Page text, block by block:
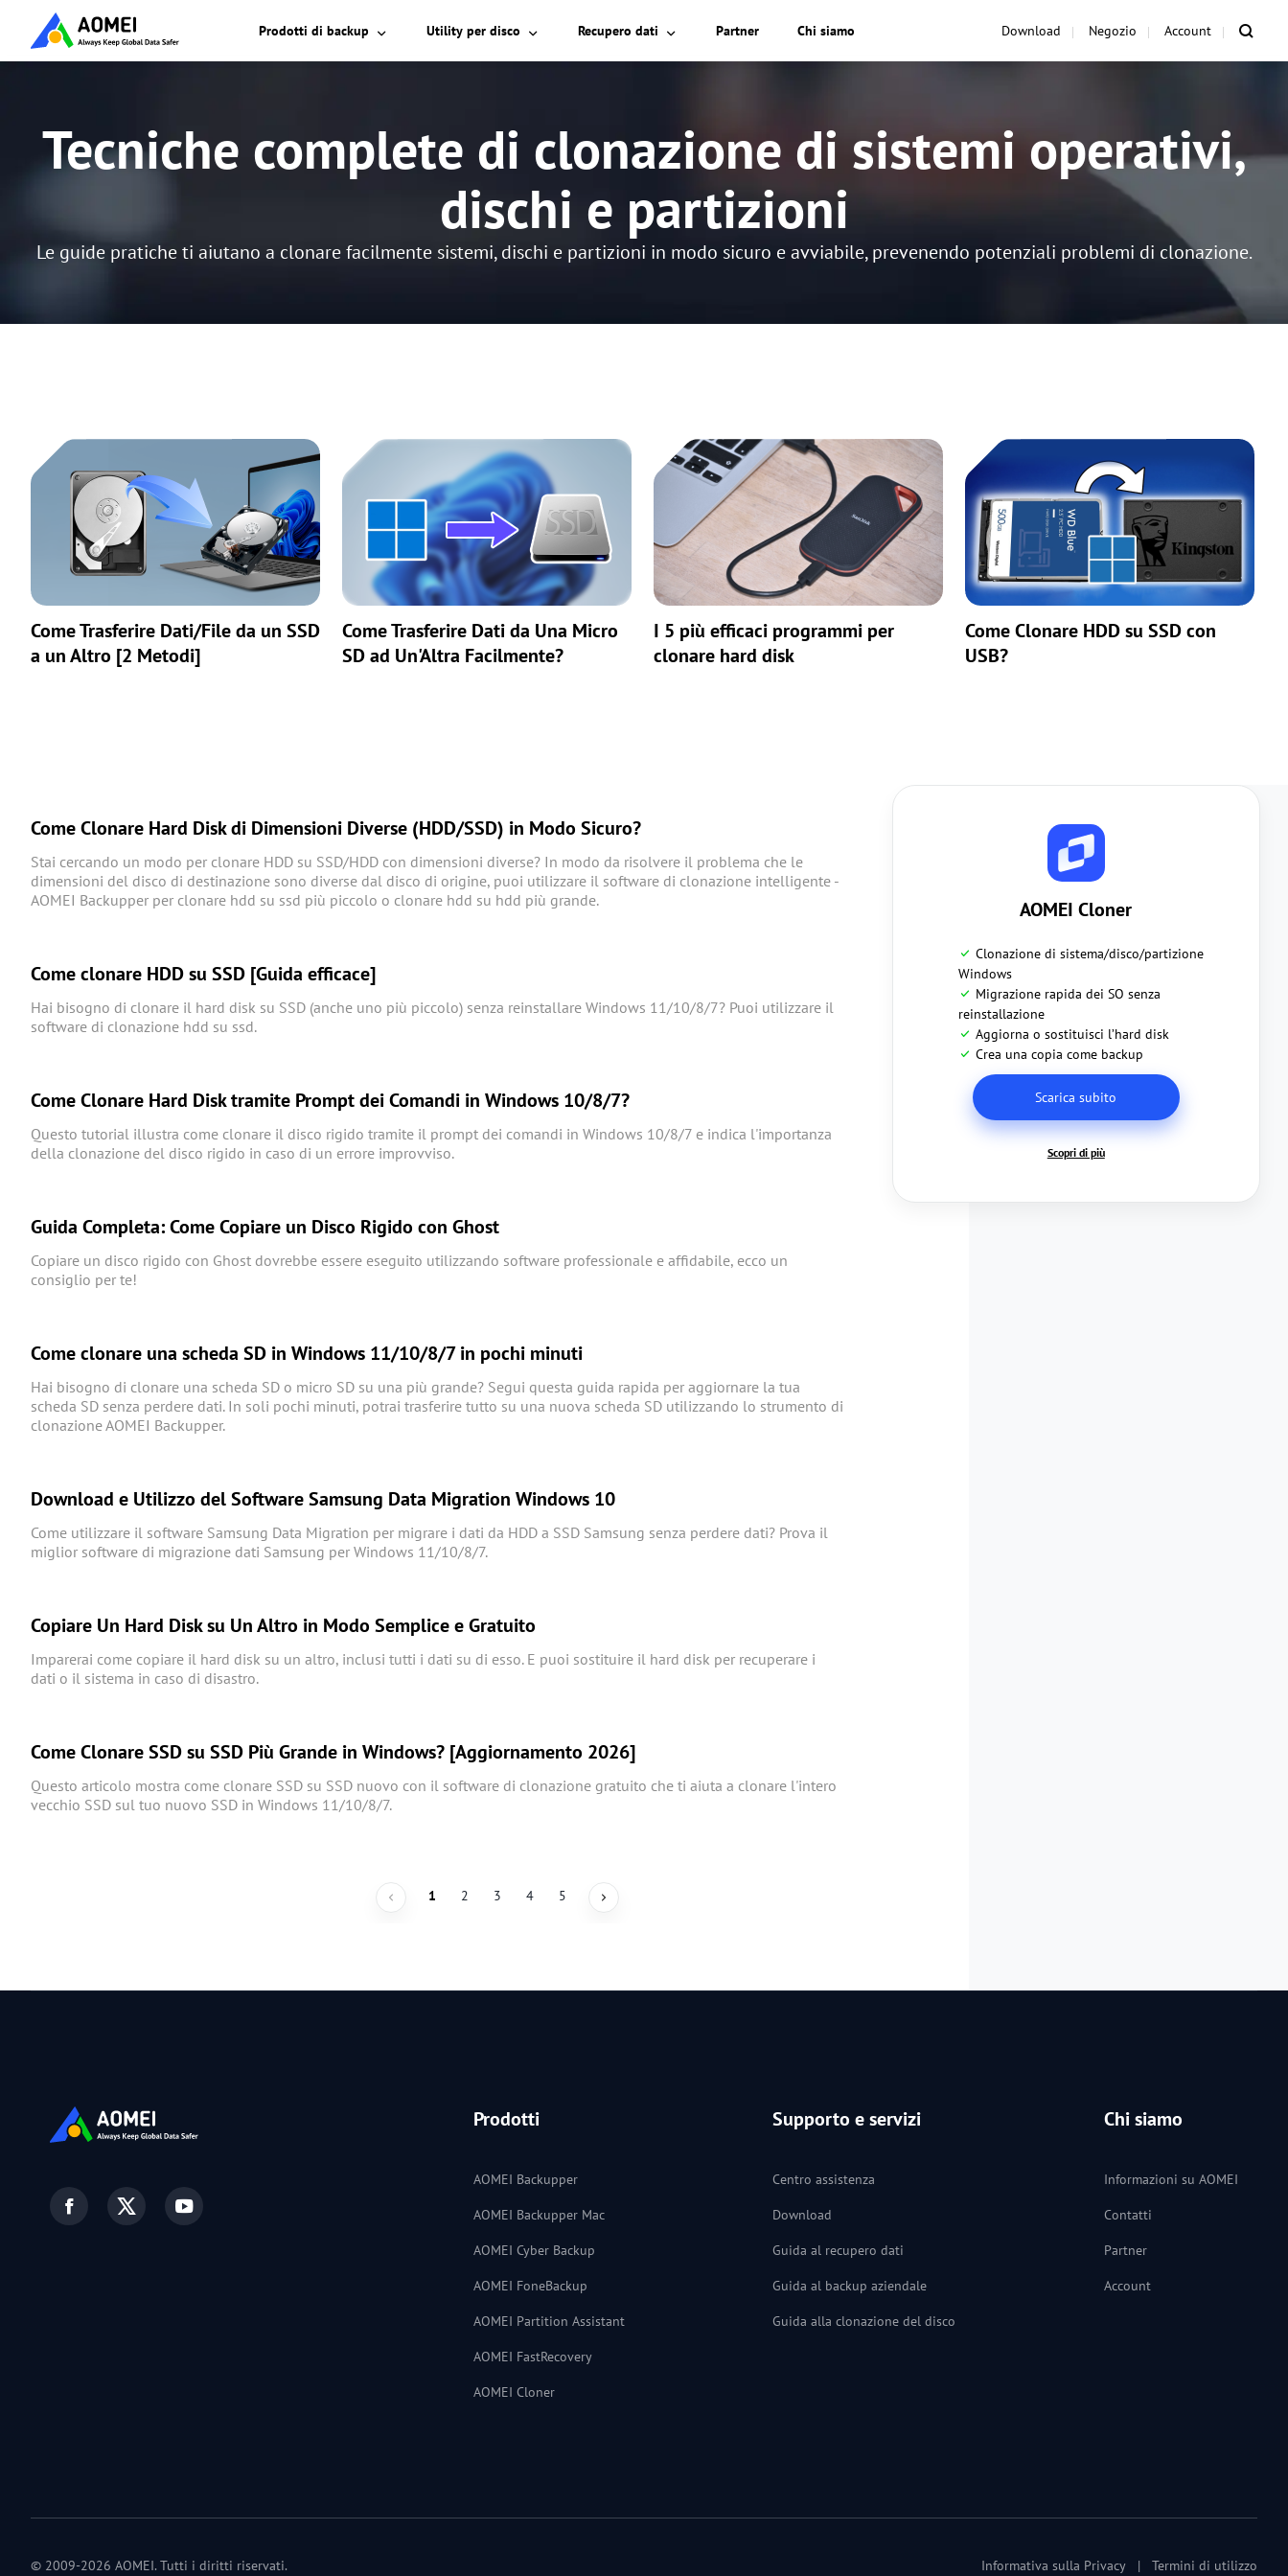
Prodotti di backup Utility per disco Recupero dati Partner Chi siamo Download Negozio Account
Tecniche complete di clonazione di sistemi operativi,
dischi e partizioni
Le guide pratiche ti aiutano a clonare facilmente sistemi, dischi e partizioni in modo sicuro e avviabile, prevenendo potenziali problemi di clonazione.
Come Trasferire Dati/File da un SSD
a un Altro [2 Metodi]
Come Trasferire Dati da Una Micro
SD ad Un'Altra Facilmente?
I 5 più efficaci programmi per
clonare hard disk
Come Clonare HDD su SSD con
USB?
Come Clonare Hard Disk di Dimensioni Diverse (HDD/SSD) in Modo Sicuro?
Stai cercando un modo per clonare HDD su SSD/HDD con dimensioni diverse? In modo da risolvere il problema che le
dimensioni del disco di destinazione sono diverse dal disco di origine, puoi utilizzare il software di clonazione intelligente -
AOMEI Backupper per clonare hdd su ssd più piccolo o clonare hdd su hdd più grande.
Come clonare HDD su SSD [Guida efficace]
Hai bisogno di clonare il hard disk su SSD (anche uno più piccolo) senza reinstallare Windows 11/10/8/7? Puoi utilizzare il
software di clonazione hdd su ssd.
Come Clonare Hard Disk tramite Prompt dei Comandi in Windows 10/8/7?
Questo tutorial illustra come clonare il disco rigido tramite il prompt dei comandi in Windows 10/8/7 e indica l'importanza
della clonazione del disco rigido in caso di un errore improvviso.
Guida Completa: Come Copiare un Disco Rigido con Ghost
Copiare un disco rigido con Ghost dovrebbe essere eseguito utilizzando software professionale e affidabile, ecco un
consiglio per te!
Come clonare una scheda SD in Windows 11/10/8/7 in pochi minuti
Hai bisogno di clonare una scheda SD o micro SD su una più grande? Segui questa guida rapida per aggiornare la tua
scheda SD senza perdere dati. In soli pochi minuti, potrai trasferire tutto su una nuova scheda SD utilizzando lo strumento di
clonazione AOMEI Backupper.
Download e Utilizzo del Software Samsung Data Migration Windows 10
Come utilizzare il software Samsung Data Migration per migrare i dati da HDD a SSD Samsung senza perdere dati? Prova il
miglior software di migrazione dati Samsung per Windows 11/10/8/7.
Copiare Un Hard Disk su Un Altro in Modo Semplice e Gratuito
Imparerai come copiare il hard disk su un altro, inclusi tutti i dati su di esso. E puoi sostituire il hard disk per recuperare i
dati o il sistema in caso di disastro.
Come Clonare SSD su SSD Più Grande in Windows? [Aggiornamento 2026]
Questo articolo mostra come clonare SSD su SSD nuovo con il software di clonazione gratuito che ti aiuta a clonare l'intero
vecchio SSD sul tuo nuovo SSD in Windows 11/10/8/7.
1 2 3 4 5
AOMEI Cloner
Clonazione di sistema/disco/partizione
Windows
Migrazione rapida dei SO senza
reinstallazione
Aggiorna o sostituisci l’hard disk
Crea una copia come backup
Scarica subito
Scopri di più
Prodotti
AOMEI Backupper
AOMEI Backupper Mac
AOMEI Cyber Backup
AOMEI FoneBackup
AOMEI Partition Assistant
AOMEI FastRecovery
AOMEI Cloner
Supporto e servizi
Centro assistenza
Download
Guida al recupero dati
Guida al backup aziendale
Guida alla clonazione del disco
Chi siamo
Informazioni su AOMEI
Contatti
Partner
Account
© 2009-2026 AOMEI. Tutti i diritti riservati. Informativa sulla Privacy | Termini di utilizzo